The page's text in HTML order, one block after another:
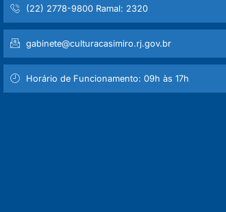
(22) 2778-9800 Ramal: 2320
gabinete@culturacasimiro.rj.gov.br
Horário de Funcionamento: 09h às 17h